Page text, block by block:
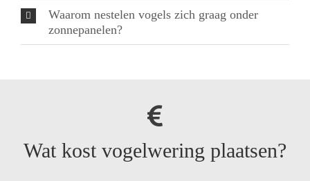
Waarom nestelen vogels zich graag onder
zonnepanelen?
Wat kost vogelwering plaatsen?